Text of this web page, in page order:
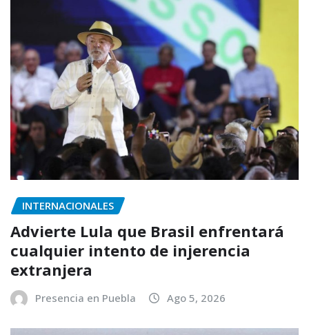
INTERNACIONALES
Advierte Lula que Brasil enfrentará
cualquier intento de injerencia
extranjera
Presencia en Puebla Ago 5, 2026